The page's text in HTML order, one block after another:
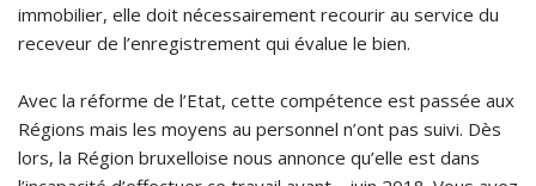
immobilier, elle doit nécessairement recourir au service du
receveur de l’enregistrement qui évalue le bien.
Avec la réforme de l’Etat, cette compétence est passée aux
Régions mais les moyens au personnel n’ont pas suivi. Dès
lors, la Région bruxelloise nous annonce qu’elle est dans